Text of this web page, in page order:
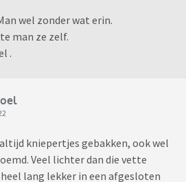
wel zonder wat erin.
man ze zelf.
.
kniepertjes gebakken, ook wel
Veel lichter dan die vette
lang lekker in een afgesloten